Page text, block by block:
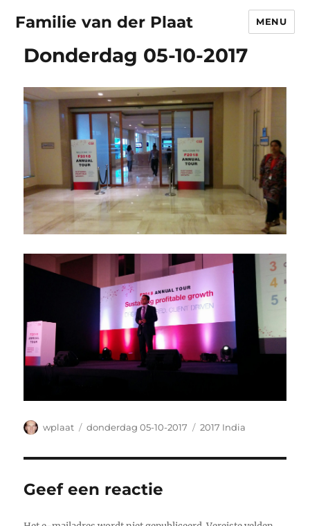
Familie van der Plaat MENU
Donderdag 05-10-2017
Auteur
wplaat
Geplaatst
donderdag 05-10-2017 Categorieën
2017 India
Geef een reactie